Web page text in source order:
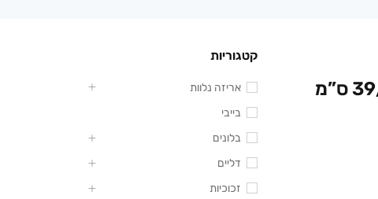
שקית קרטון ידית סאטן 39/20+12 ס”מ
קטגוריות
אריזה נלוות
בייבי
בלונים
דליים
זכוכיות